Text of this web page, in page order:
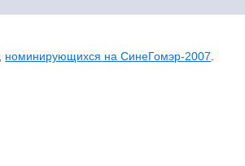
номинирующихся на СинеГомэр-2007